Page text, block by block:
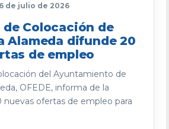
de julio de 2026
de Colocación de
Alameda difunde 20
de empleo
del Ayuntamiento de
OFEDE, informa de la
nuevas ofertas de empleo para